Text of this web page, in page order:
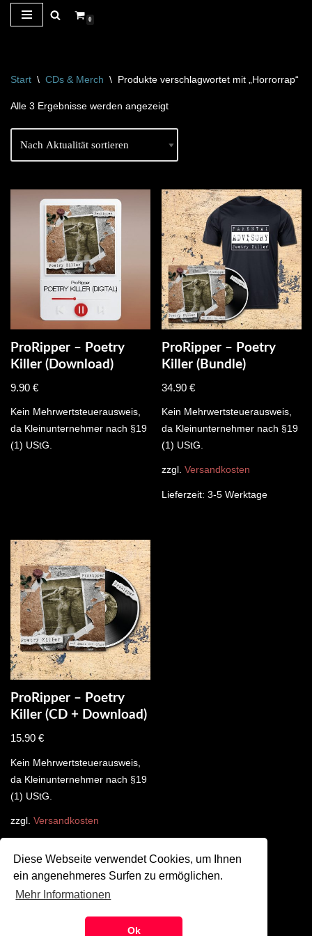
Diese Webseite verwendet Cookies, um Ihnen
ein angenehmeres Surfen zu ermöglichen.
Mehr Informationen
Ok
0
Start \ CDs & Merch \ Produkte verschlagwortet mit „Horrorrap“
Alle 3 Ergebnisse werden angezeigt
ProRipper – Poetry
Killer (Download)
9.90 €
Kein Mehrwertsteuerausweis,
da Kleinunternehmer nach §19
(1) UStG.
ProRipper – Poetry
Killer (Bundle)
34.90€
Kein Mehrwertsteuerausweis,
da Kleinunternehmer nach §19
(1) UStG.
zzgl.Versandkosten
Lieferzeit:3-5 Werktage
ProRipper – Poetry
Killer (CD + Download)
15.90 €
Kein Mehrwertsteuerausweis,
da Kleinunternehmer nach §19
(1) UStG.
zzgl. Versandkosten